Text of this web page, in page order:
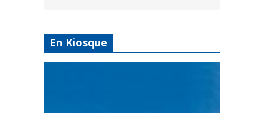
En Kiosque